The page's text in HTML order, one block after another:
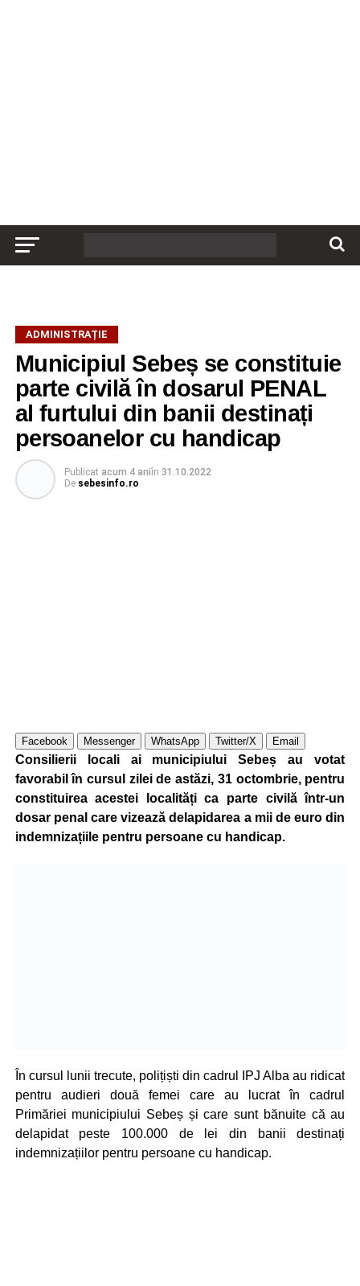
ADMINISTRAȚIE
Municipiul Sebeș se constituie
parte civilă în dosarul PENAL
al furtului din banii destinați
persoanelor cu handicap
Publicat acum 4 aniîn 31.10.2022
De sebesinfo.ro
Facebook Messenger WhatsApp Twitter/X Email
Consilierii locali ai municipiului Sebeș au votat
favorabil în cursul zilei de astăzi, 31 octombrie, pentru
constituirea acestei localități ca parte civilă într-un
dosar penal care vizează delapidarea a mii de euro din
indemnizațiile pentru persoane cu handicap.
În cursul lunii trecute, polițiști din cadrul IPJ Alba au ridicat
pentru audieri două femei care au lucrat în cadrul
Primăriei municipiului Sebeș și care sunt bănuite că au
delapidat peste 100.000 de lei din banii destinați
indemnizațiilor pentru persoane cu handicap.